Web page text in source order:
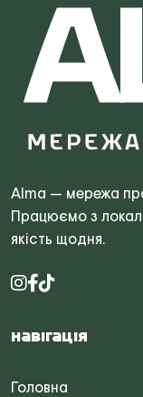
Alma — мережа
Працюємо з
якість щодня.
Навігація
Головна